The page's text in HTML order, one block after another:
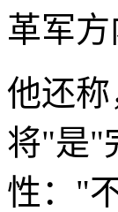
革军
他还
将"是"
性："